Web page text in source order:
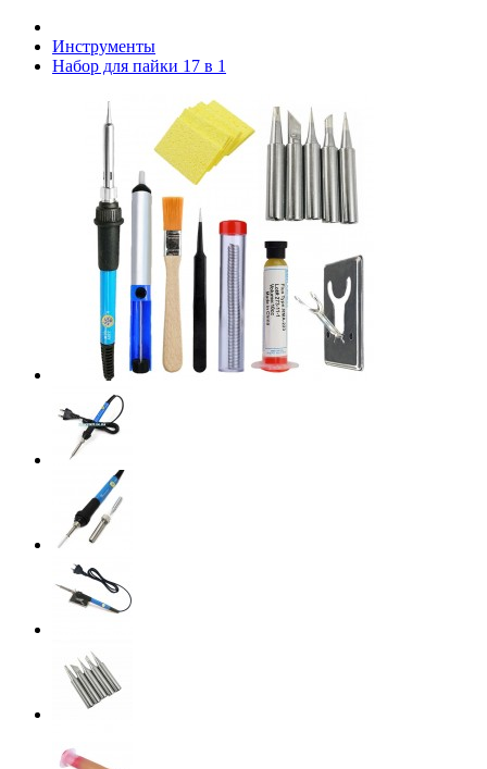
Инструменты
Набор для пайки 17 в 1